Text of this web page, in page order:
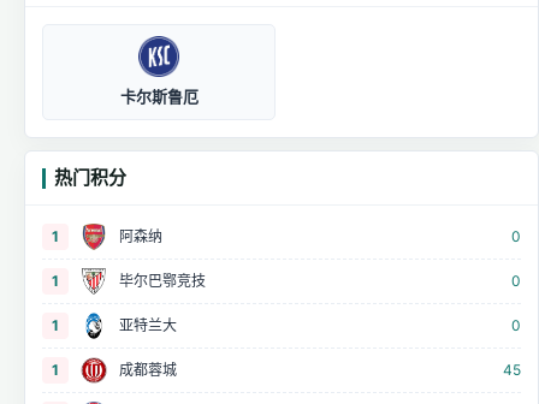
卡尔斯鲁厄
热门积分
1 阿森纳 0
1 毕尔巴鄂竞技 0
1 亚特兰大 0
1 成都蓉城 45